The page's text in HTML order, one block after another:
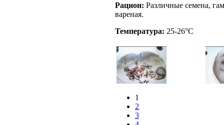
Рацион: Различные семена,
вареная.
Температура: 25-26°C
1
2
3